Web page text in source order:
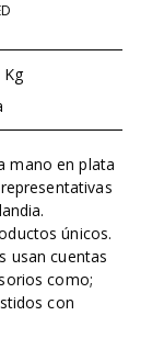
Kg
mano en plata
únicos.
usan cuentas
como;
con